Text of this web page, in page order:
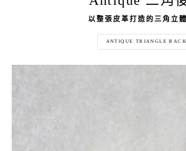
以整張皮革打造的三角立
ANTIQUE TRIANGLE